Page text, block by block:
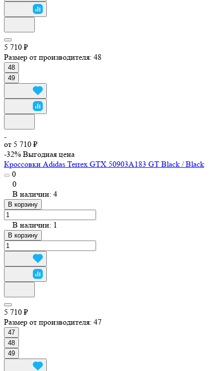
5 710 ₽
Размер от производителя: 48
48
49
от 5 710 ₽
-32% Выгодная цена
Кроссовки Adidas Terrex GTX 50903A183 GT Black / Black
0
0
В наличии: 4
В корзину
В наличии: 1
В корзину
5 710 ₽
Размер от производителя: 47
47
48
49